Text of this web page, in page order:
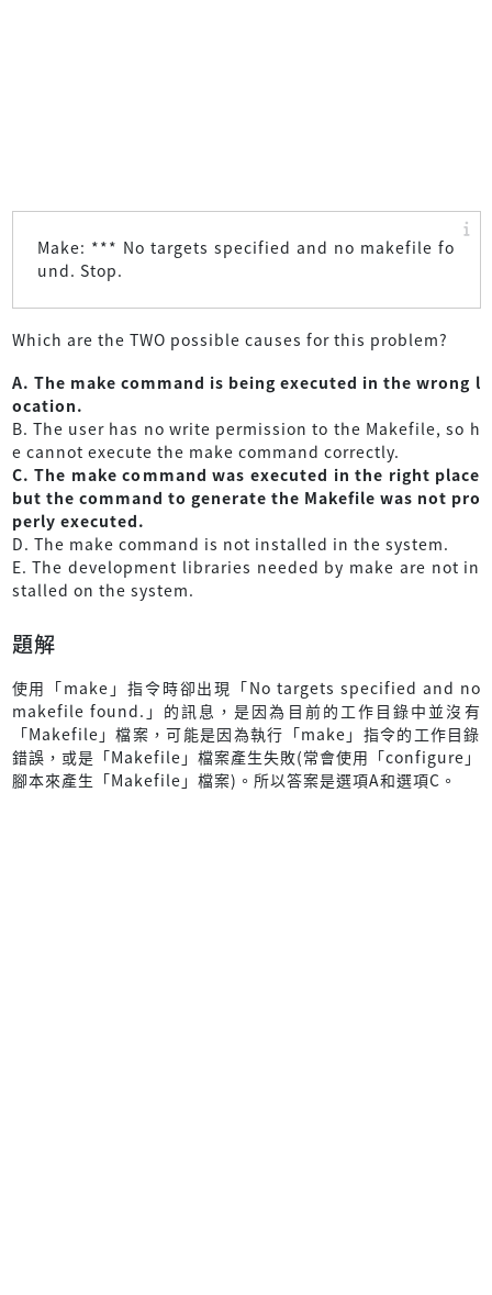
Make: *** No targets specified and no makefile fo
und. Stop.
Which are the TWO possible causes for this problem?
A. The make command is being executed in the wrong l
ocation.
B. The user has no write permission to the Makefile, so h
e cannot execute the make command correctly.
C. The make command was executed in the right place
but the command to generate the Makefile was not pro
perly executed.
D. The make command is not installed in the system.
E. The development libraries needed by make are not in
stalled on the system.
題解
使用「make」指令時卻出現「No targets specified and no
makefile found.」的訊息，是因為目前的工作目錄中並沒有
「Makefile」檔案，可能是因為執行「make」指令的工作目錄
錯誤，或是「Makefile」檔案產生失敗(常會使用「configure」
腳本來產生「Makefile」檔案)。所以答案是選項A和選項C。